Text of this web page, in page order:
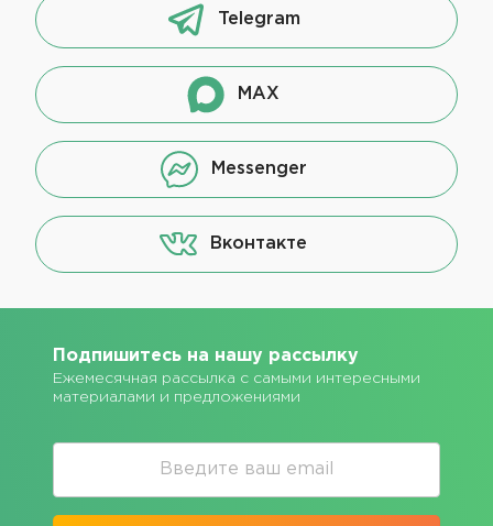
Telegram
MAX
Messenger
Вконтакте
Подпишитесь на нашу рассылку
Ежемесячная рассылка с самыми интересными
материалами и предложениями